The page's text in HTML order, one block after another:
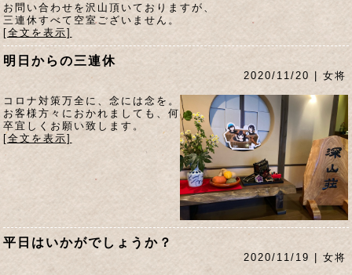
お問い合わせを沢山頂いておりますが、
三連休すべて空室ございません。
[全文を表示]
明日からの三連休
2020/11/20 | 女将
コロナ対策万全に、念には念を。
お客様方々におかれましても、何
卒宜しくお願い致します。
[全文を表示]
平日はいかがでしょうか？
2020/11/19 | 女将